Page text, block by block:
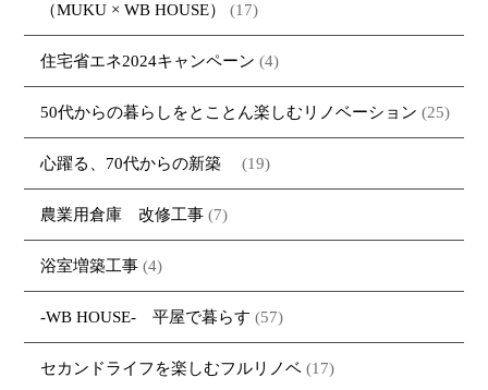
（MUKU × WB HOUSE）
(17)
住宅省エネ2024キャンペーン (4)
50代からの暮らしをとことん楽しむリノベーション (25)
心躍る、70代からの新築 (19)
農業用倉庫 改修工事 (7)
浴室増築工事 (4)
-WB HOUSE- 平屋で暮らす (57)
セカンドライフを楽しむフルリノベ (17)